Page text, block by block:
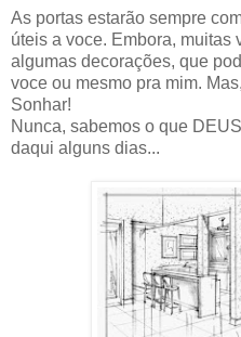
As portas estarão sempre
úteis a voce. Embora, muitas
algumas decorações, que
voce ou mesmo pra mim.
Sonhar!
Nunca, sabemos o que
daqui alguns dias...